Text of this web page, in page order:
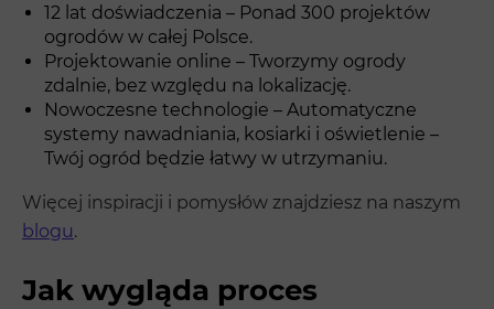
12 lat doświadczenia – Ponad 300 projektów
ogrodów w całej Polsce.
Projektowanie online – Tworzymy ogrody
zdalnie, bez względu na lokalizację.
Nowoczesne technologie – Automatyczne
systemy nawadniania, kosiarki i oświetlenie –
Twój ogród będzie łatwy w utrzymaniu.
Więcej inspiracji i pomysłów znajdziesz na naszym
blogu.
Jak wygląda proces